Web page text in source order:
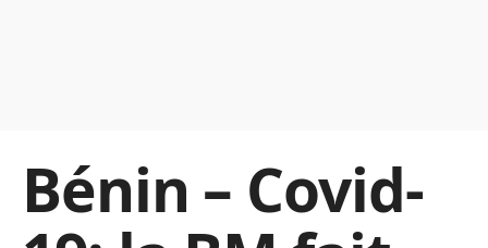
Bénin – Covid-